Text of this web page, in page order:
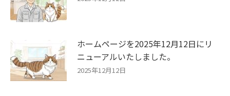
ホームページを2025年12月12日にリ
ニューアルいたしました。
2025年12月12日